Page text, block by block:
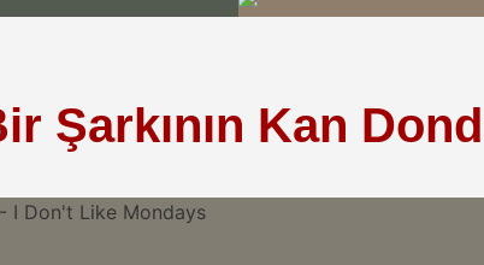
Şarkının Kan